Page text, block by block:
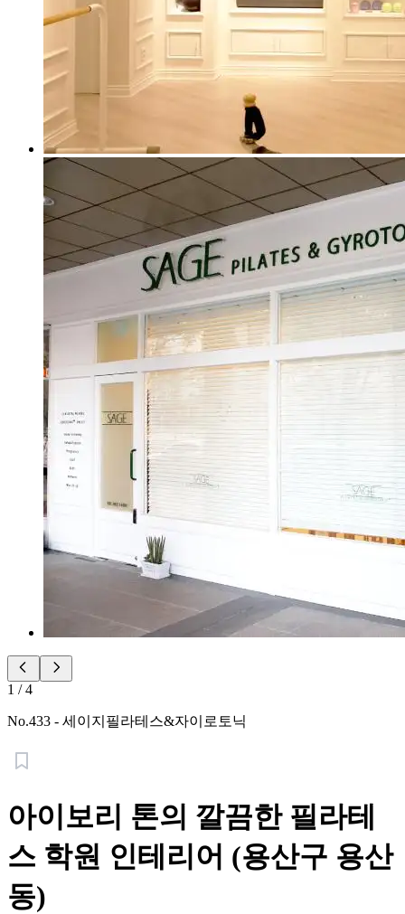
1 /4
No.433 - 세이지필라테스&자이로토닉
아이보리 톤의 깔끔한 필라테
스 학원 인테리어 (용산구 용산
동)